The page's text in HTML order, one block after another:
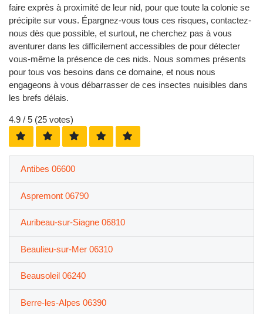
faire exprès à proximité de leur nid, pour que toute la colonie se
précipite sur vous. Épargnez-vous tous ces risques, contactez-
nous dès que possible, et surtout, ne cherchez pas à vous
aventurer dans les difficilement accessibles de pour détecter
vous-même la présence de ces nids. Nous sommes présents
pour tous vos besoins dans ce domaine, et nous nous
engageons à vous débarrasser de ces insectes nuisibles dans
les brefs délais.
4.9 / 5 (25 votes)
Antibes 06600
Aspremont 06790
Auribeau-sur-Siagne 06810
Beaulieu-sur-Mer 06310
Beausoleil 06240
Berre-les-Alpes 06390